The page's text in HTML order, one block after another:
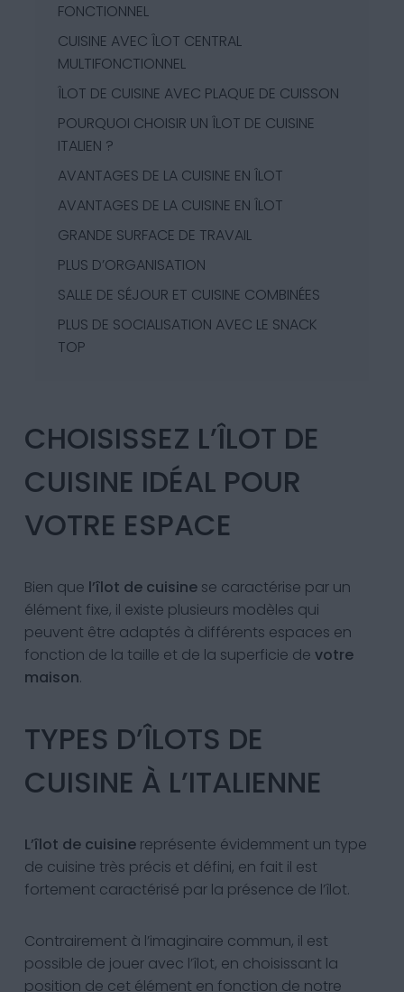
FONCTIONNEL
CUISINE AVEC ÎLOT CENTRAL
MULTIFONCTIONNEL
ÎLOT DE CUISINE AVEC PLAQUE DE CUISSON
POURQUOI CHOISIR UN ÎLOT DE CUISINE
ITALIEN ?
AVANTAGES DE LA CUISINE EN ÎLOT
AVANTAGES DE LA CUISINE EN ÎLOT
GRANDE SURFACE DE TRAVAIL
PLUS D’ORGANISATION
SALLE DE SÉJOUR ET CUISINE COMBINÉES
PLUS DE SOCIALISATION AVEC LE SNACK
TOP
CHOISISSEZ L’ÎLOT DE
CUISINE IDÉAL POUR
VOTRE ESPACE
Bien que l’îlot de cuisine se caractérise par un
élément fixe, il existe plusieurs modèles qui
peuvent être adaptés à différents espaces en
fonction de la taille et de la superficie de votre
maison.
TYPES D’ÎLOTS DE
CUISINE À L’ITALIENNE
L’îlot de cuisine représente évidemment un type
de cuisine très précis et défini, en fait il est
fortement caractérisé par la présence de l’îlot.
Contrairement à l’imaginaire commun, il est
possible de jouer avec l’îlot, en choisissant la
position de cet élément en fonction de notre